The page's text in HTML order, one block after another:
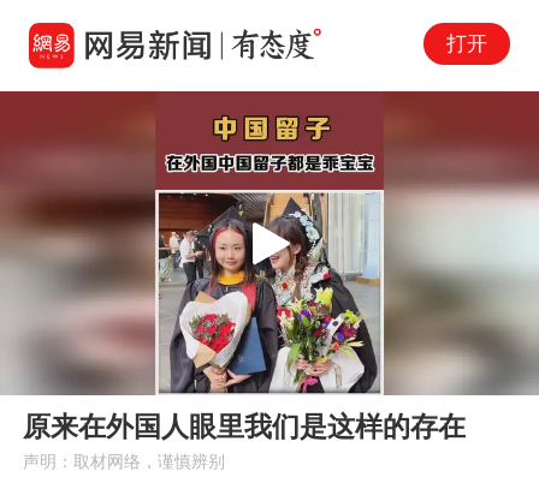
打开
Play
原来在外国人眼里我们是这样的存在
声明：取材网络，谨慎辨别